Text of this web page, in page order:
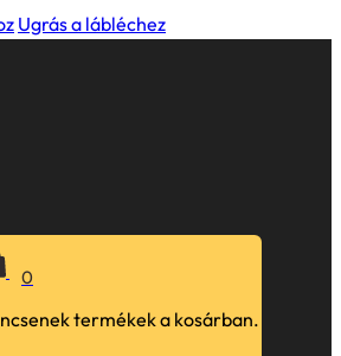
Ugrás a lábléchez
0
termékek a kosárban.